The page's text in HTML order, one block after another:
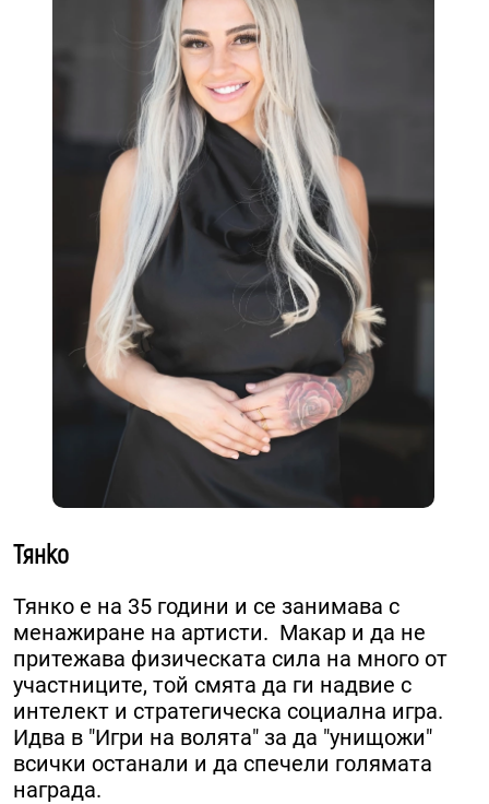
Тянко
Тянко е на 35 години и се занимава с
менажиране на артисти. Макар и да не
притежава физическата сила на много от
участниците, той смята да ги надвие с
интелект и стратегическа социална игра. ​
Идва в "Игри на волята" за да "унищожи"
всички останали и да спечели голямата
награда.